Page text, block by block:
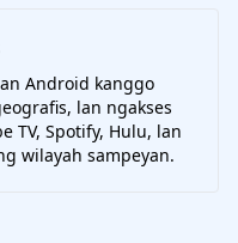
Android kanggo
lan ngakses
TV, Spotify, Hulu, lan
wilayah sampeyan.